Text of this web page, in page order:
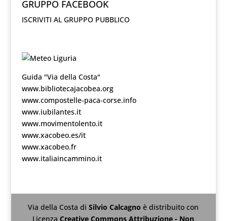
GRUPPO FACEBOOK
ISCRIVITI AL GRUPPO PUBBLICO
Guida "Via della Costa"
www.bibliotecajacobea.org
www.compostelle-paca-corse.info
www.iubilantes.it
www.movimentolento.it
www.xacobeo.es/it
www.xacobeo.fr
www.italiaincammino.it
Via della Costa diSilvio Calcagnoè distribuito con
LicenzaCreative Commons Attribuzione - Non